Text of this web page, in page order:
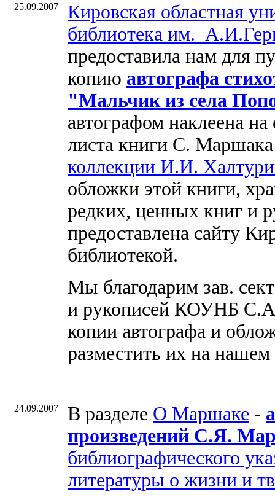
25.09.2007
Кировская областная
библиотека им.
предоставила нам для
копию автографа
"Мальчик из села
автографом наклеена на
листа книги С.
коллекции И.И.
обложки этой книги,
редких, ценных книг и
предоставлена сайту
библиотекой.
Мы благодарим зав.
и рукописей КОУНБ
копии автографа и
разместить их на нашем
24.09.2007 В разделе О Маршаке -
произведений С.Я.
библиографического
литературы о жизни и